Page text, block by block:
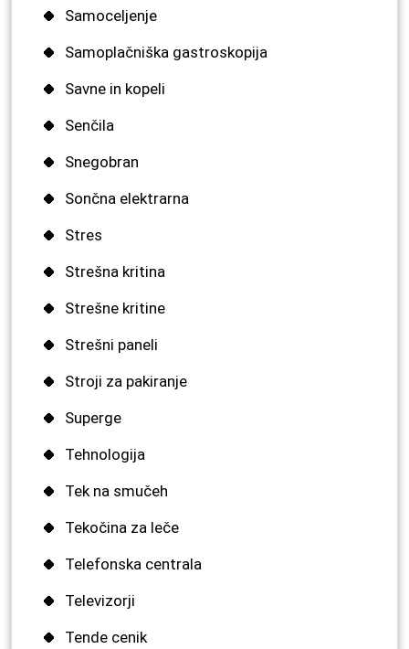
Samoceljenje
Samoplačniška gastroskopija
Savne in kopeli
Senčila
Snegobran
Sončna elektrarna
Stres
Strešna kritina
Strešne kritine
Strešni paneli
Stroji za pakiranje
Superge
Tehnologija
Tek na smučeh
Tekočina za leče
Telefonska centrala
Televizorji
Tende cenik